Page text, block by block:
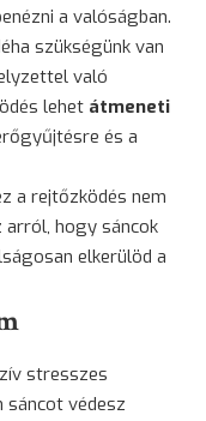
a valóságban.
szükségünk van
való
lehet átmeneti
és a
a rejtőzködés nem
arról, hogy sáncok
elkerülöd a
stresszes
sáncot védesz